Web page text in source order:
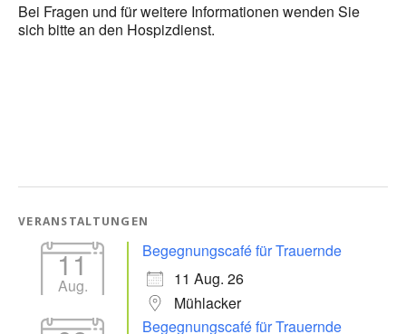
Bei Fragen und für weitere Informationen wenden Sie
sich bitte an den Hospizdienst.
VERANSTALTUNGEN
11
Aug.
Begegnungscafé für Trauernde
11 Aug. 26
Mühlacker
Begegnungscafé für Trauernde